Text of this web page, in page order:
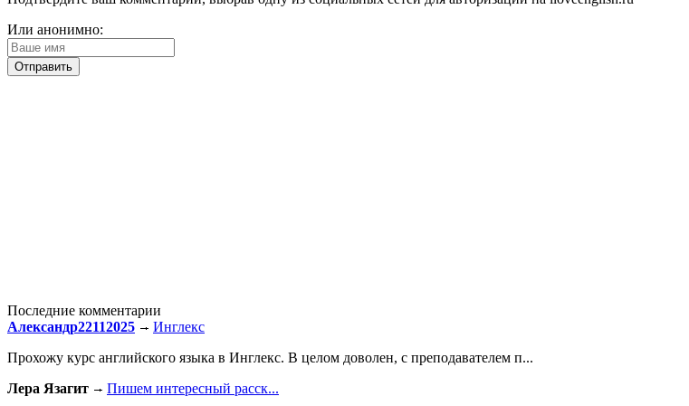
Или анонимно:
Последние комментарии
Александр22112025
Инглекс
Прохожу курс английского языка в Инглекс. В целом доволен, с преподавателем п...
Лера Язагит
Пишем интересный расск...